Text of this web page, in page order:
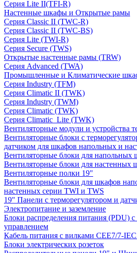
Серия Lite II(TFI-R)
Настенные шкафы и Открытые рамы
Серия Classic II (TWC-R)
Серия Classic II (TWC-BS)
Серия Lite (TWI-R)
Серия Secure (TWS)
Открытые настенные рамы (TRW)
Серия Advanced (TWA)
Промышленные и Климатические
Серия Industry (TFM)
Серия Climatic II (TWK)
Серия Industry (TWM)
Серия Climatic (TWK)
Серия Climatic_Lite (TWK)
Вентиляторные модули и устройства
Вентиляторные блоки с
датчиком для шкафов напольных и
Вентиляторные блоки для напольных
Вентиляторные блоки для настенных
Вентиляторные полки 19"
Вентиляторные блоки для шкафов
настенных серии TWI и TWS
19" Панели с терморегулятором и
Электропитание и заземление
Блоки распределения питания (PDU)
управлением
Кабель питания с вилками CEE7/7-
Блоки электрических розеток